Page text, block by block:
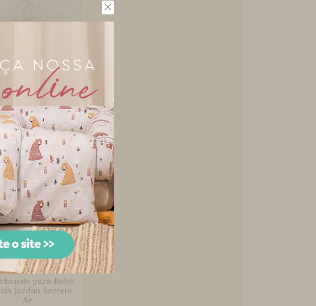
para Bebê 5
Jardim Secreto
Arab...
para Bebê
Jardim Secreto
Ar...